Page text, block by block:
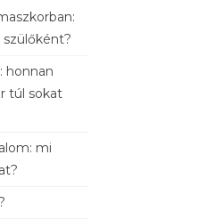
szülőként?
honnan
túl sokat
mi